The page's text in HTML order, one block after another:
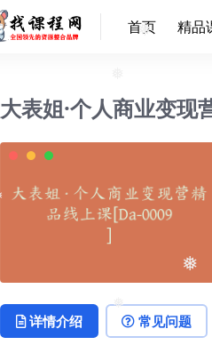
❅
❅
首页 精品
大表姐·个人商业变
详情介绍 常见问题